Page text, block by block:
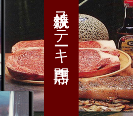
鉄板焼ステーキ専門店